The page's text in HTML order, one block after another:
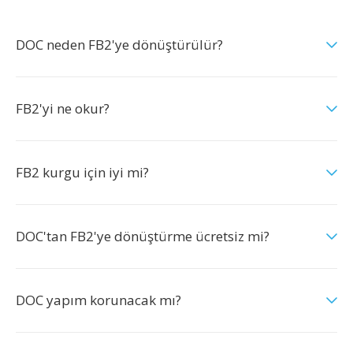
DOC neden FB2'ye dönüştürülür?
FB2'yi ne okur?
FB2 kurgu için iyi mi?
DOC'tan FB2'ye dönüştürme ücretsiz mi?
DOC yapım korunacak mı?